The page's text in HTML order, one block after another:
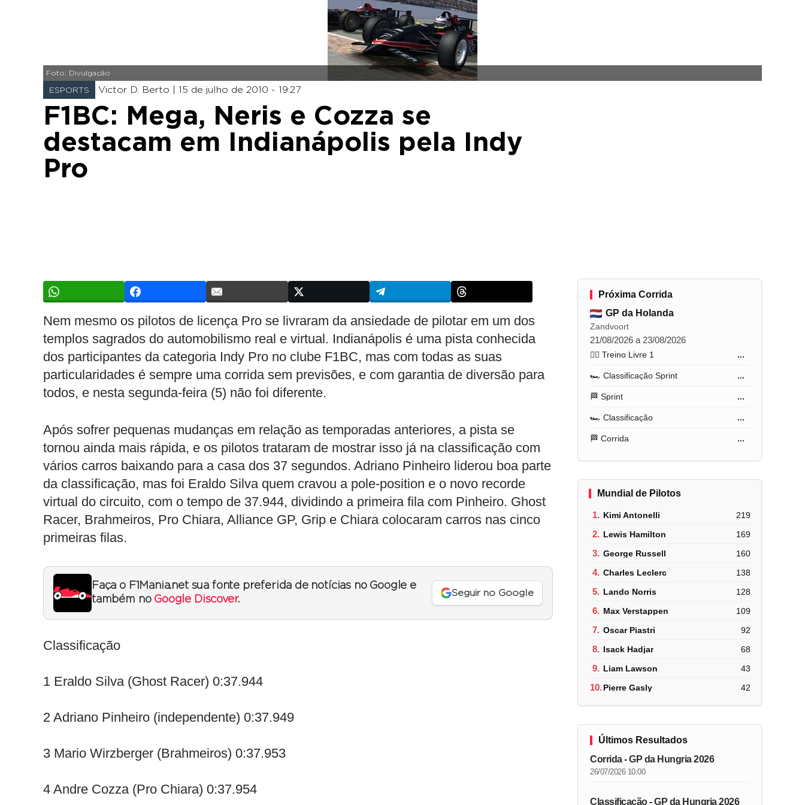
Foto: Divulgação
ESPORTS Victor D. Berto | 15 de julho de 2010 - 19:27
F1BC: Mega, Neris e Cozza se
destacam em Indianápolis pela Indy
Pro
Nem mesmo os pilotos de licença Pro se livraram da ansiedade de pilotar em um dos
templos sagrados do automobilismo real e virtual. Indianápolis é uma pista conhecida
dos participantes da categoria Indy Pro no clube F1BC, mas com todas as suas
particularidades é sempre uma corrida sem previsões, e com garantia de diversão para
todos, e nesta segunda-feira (5) não foi diferente.
Após sofrer pequenas mudanças em relação as temporadas anteriores, a pista se
tornou ainda mais rápida, e os pilotos trataram de mostrar isso já na classificação com
vários carros baixando para a casa dos 37 segundos. Adriano Pinheiro liderou boa parte
da classificação, mas foi Eraldo Silva quem cravou a pole-position e o novo recorde
virtual do circuito, com o tempo de 37.944, dividindo a primeira fila com Pinheiro. Ghost
Racer, Brahmeiros, Pro Chiara, Alliance GP, Grip e Chiara colocaram carros nas cinco
primeiras filas.
Faça o F1Mania.net sua fonte preferida de notícias no Google e
também no Google Discover.
Seguir no Google
Classificação
1 Eraldo Silva (Ghost Racer) 0:37.944
2 Adriano Pinheiro (independente) 0:37.949
3 Mario Wirzberger (Brahmeiros) 0:37.953
4 Andre Cozza (Pro Chiara) 0:37.954
Próxima Corrida
GP da Holanda
Zandvoort
21/08/2026 a 23/08/2026
🏋️‍♂️ Treino Livre 1 ...
🏎️ Classificação Sprint ...
🏁 Sprint ...
🏎️ Classificação ...
🏁 Corrida ...
Mundial de Pilotos
1. Kimi Antonelli 219
2. Lewis Hamilton 169
3. George Russell 160
4. Charles Leclerc 138
5. Lando Norris 128
6. Max Verstappen 109
7. Oscar Piastri 92
8. Isack Hadjar 68
9. Liam Lawson 43
10.Pierre Gasly 42
Últimos Resultados
Corrida - GP da Hungria 2026
26/07/2026 10:00
Classificação - GP da Hungria 2026